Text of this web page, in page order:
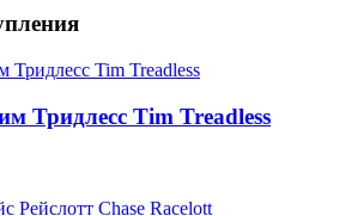
Тридлесс Tim Treadless